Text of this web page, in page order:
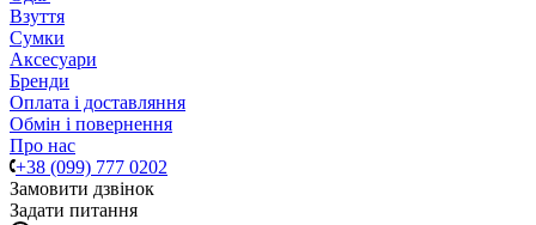
Взуття
Сумки
Аксесуари
Бренди
Оплата і доставляння
Обмін і повернення
Про нас
+38 (099) 777 0202
Замовити дзвінок
Задати питання